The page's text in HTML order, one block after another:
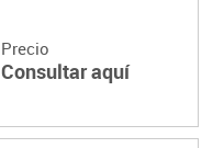
Precio
Consultar aquí